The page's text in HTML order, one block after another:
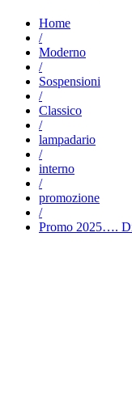
Home
/
Moderno
/
Sospensioni
/
Classico
/
lampadario
/
interno
/
promozione
/
Promo 2025….